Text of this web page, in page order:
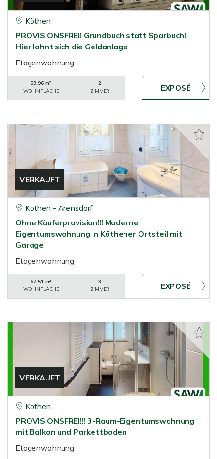
Köthen
PROVISIONSFREI! Grundbuch statt Sparbuch!
Hier lohnt sich die Geldanlage
Etagenwohnung
59,96 m²
WOHNFLÄCHE
2
ZIMMER
VERKAUFT
Köthen - Arensdorf
Ohne Käuferprovision!!! Moderne
Eigentumswohnung in Köthener Ortsteil mit
Garage
Etagenwohnung
67,51 m²
WOHNFLÄCHE
3
ZIMMER
VERKAUFT
Köthen
PROVISIONSFREI!!! 3-Raum-Eigentumswohnung
mit Balkon und Parkettboden
Etagenwohnung